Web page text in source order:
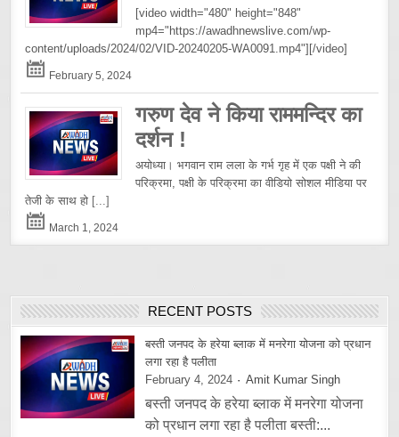
[video width="480" height="848"
mp4="https://awadhnewslive.com/wp-
content/uploads/2024/02/VID-20240205-WA0091.mp4"][/video]
February 5, 2024
गरुण देव ने किया राममन्दिर का
दर्शन !
अयोध्या। भगवान राम लला के गर्भ गृह में एक पक्षी ने की
परिक्रमा, पक्षी के परिक्रमा का वीडियो सोशल मीडिया पर
तेजी के साथ हो [...]
March 1, 2024
RECENT POSTS
बस्ती जनपद के हरेया ब्लाक में मनरेगा योजना को प्रधान
लगा रहा है पलीता
February 4, 2024
Amit Kumar Singh
बस्ती जनपद के हरेया ब्लाक में मनरेगा योजना
को प्रधान लगा रहा है पलीता बस्ती:...